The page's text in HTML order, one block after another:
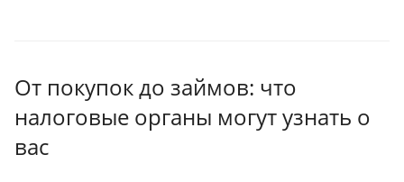
От покупок до займов: что
налоговые органы могут узнать о
вас